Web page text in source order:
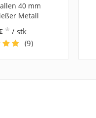
40 mm
Metall
* / stk
(9)